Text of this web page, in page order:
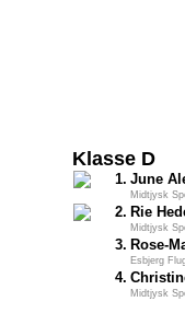
Klasse D
1. June
Midtjysk
2. Rie
Midtjysk
3. Rose-
Esbjerg
4.
Midtjysk